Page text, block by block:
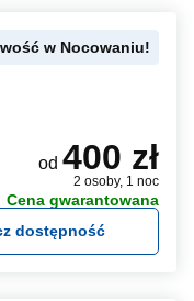
w Nocowaniu!
od 400 zł
2 osoby, 1 noc
Cena gwarantowana
dostępność